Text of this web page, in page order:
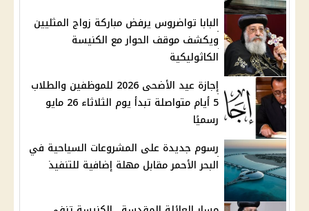
البابا تواضروس يرفض مباركة زواج المثليين
ويكشف موقف الحوار مع الكنيسة
الكاثوليكية
إجازة عيد الأضحى 2026 للموظفين والطلاب
5 أيام متواصلة تبدأ يوم الثلاثاء 26 مايو
رسميًا
رسوم جديدة على المشروعات السياحية في
البحر الأحمر مقابل مهلة إضافية للتنفيذ